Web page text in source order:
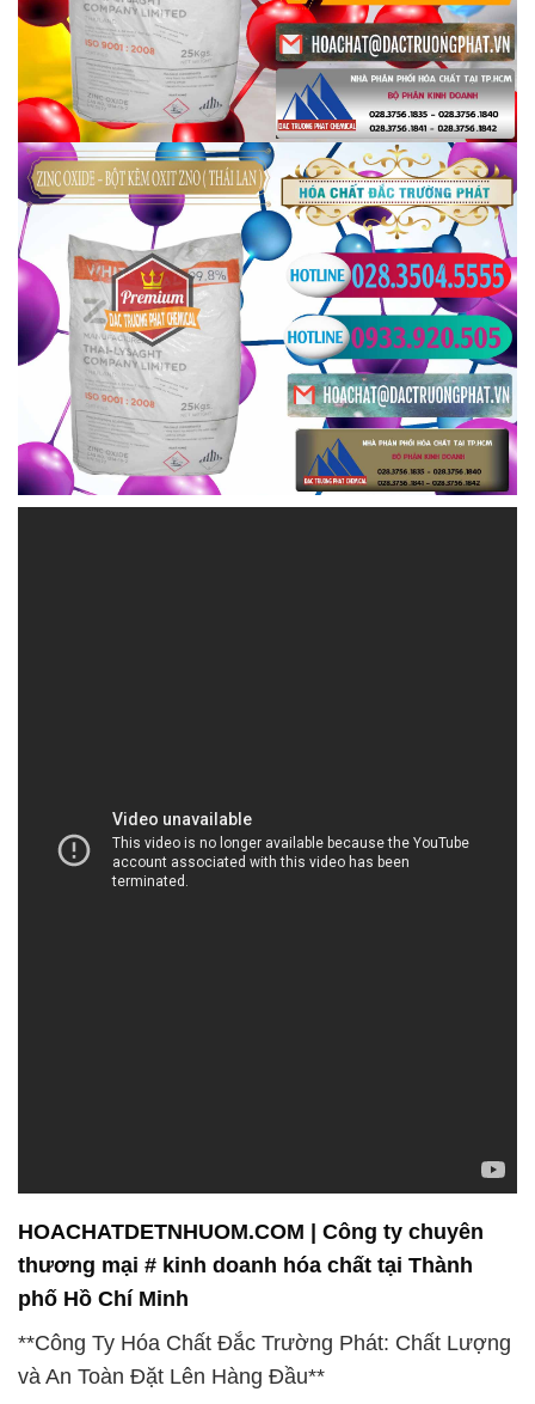
HOACHATDETNHUOM.COM | Công ty chuyên
thương mại # kinh doanh hóa chất tại Thành
phố Hồ Chí Minh
**Công Ty Hóa Chất Đắc Trường Phát: Chất Lượng
và An Toàn Đặt Lên Hàng Đầu**